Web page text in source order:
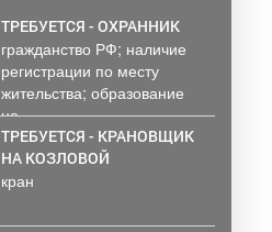
ТРЕБУЕТСЯ - ОХРАННИК
гражданство РФ; наличие
регистрации по месту
жительства; образование
не...
ТРЕБУЕТСЯ - КРАНОВЩИК
НА КОЗЛОВОЙ
кран